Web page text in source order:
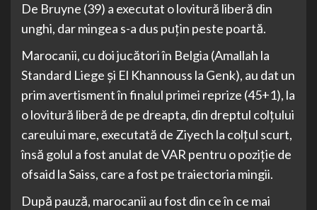
De Bruyne (39) a executat o lovitură liberă din
unghi, dar mingea s-a dus puţin peste poartă.
Marocanii, cu doi jucători în Belgia (Amallah la
Standard Liege şi El Khannouss la Genk), au dat un
prim avertisment în finalul primei reprize (45+1), la
o lovitură liberă de pe dreapta, din dreptul colţului
careului mare, executată de Ziyech la colţul scurt,
însă golul a fost anulat de VAR pentru o poziţie de
ofsaid la Saiss, care a fost pe traiectoria mingii.
După pauză, marocanii au fost din ce în ce mai